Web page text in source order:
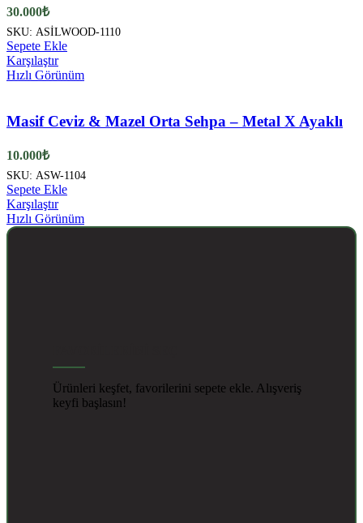
30.000₺
SKU: ASİLWOOD-1110
Sepete Ekle
Karşılaştır
Hızlı Görünüm
Masif Ceviz & Mazel Orta Sehpa – Metal X Ayaklı
10.000₺
SKU: ASW-1104
Sepete Ekle
Karşılaştır
Hızlı Görünüm
Ürünleri keşfet, favorilerini sepete ekle. Alışveriş
keyfi başlasın!